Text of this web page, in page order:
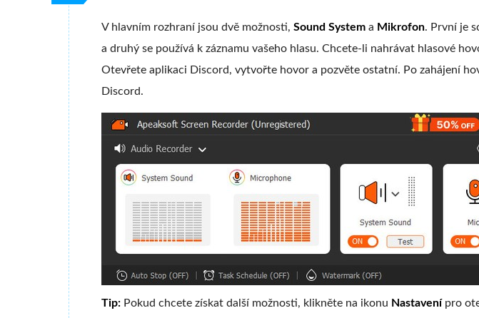
V hlavním rozhraní jsou dvě možnosti, Sound System a Mikrofon. První je
a druhý se používá k záznamu vašeho hlasu. Chcete-li nahrávat hlasové
Otevřete aplikaci Discord, vytvořte hovor a pozvěte ostatní. Po zahájení
Discord.
Tip: Pokud chcete získat další možnosti, klikněte na ikonu Nastavenípro